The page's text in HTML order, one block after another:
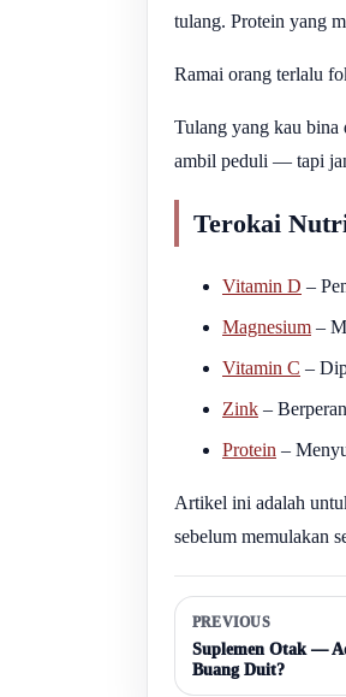
tulang. Protein yang
Ramai orang terlalu
Tulang yang kau bina
ambil peduli — tapi
Terokai
Vitamin D –
Magnesium –
Vitamin C –
Zink –
Protein –
Artikel ini adalah
sebelum memulakan
PREVIOUS
Suplemen Otak —
Buang Duit?